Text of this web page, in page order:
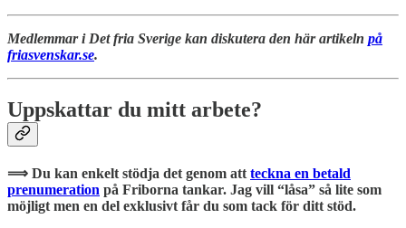
Medlemmar i Det fria Sverige kan diskutera den här artikeln på
friasvenskar.se.
Uppskattar du mitt arbete?
⟹ Du kan enkelt stödja det genom att teckna en betald
prenumeration på Friborna tankar. Jag vill “låsa” så lite som
möjligt men en del exklusivt får du som tack för ditt stöd.